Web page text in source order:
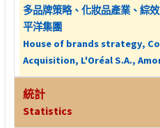
多品牌策略、化妝品產業、綜
平洋集團
House of brands strategy,
Acquisition, L'Oréal S.A.,
統計
Statistics